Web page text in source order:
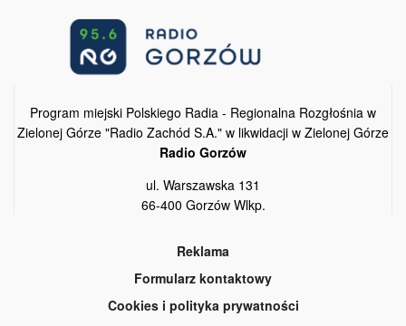
Program miejski Polskiego Radia - Regionalna Rozgłośnia w
Zielonej Górze "Radio Zachód S.A." w likwidacji w Zielonej Górze
Radio Gorzów
ul. Warszawska 131
66-400 Gorzów Wlkp.
Reklama
Formularz kontaktowy
Cookies i polityka prywatności